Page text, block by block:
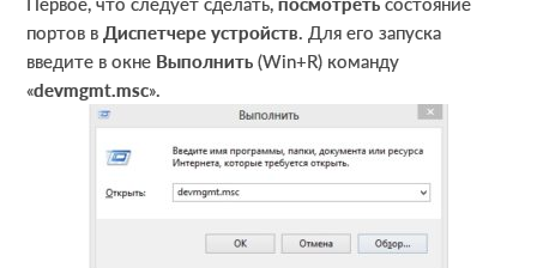
портов в Диспетчере устройств. Для его запуска
введите в окне Выполнить(Win+R) команду
«devmgmt.msc».